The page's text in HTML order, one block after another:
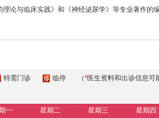
论与临床实践》和《神经泌尿学》等专业著作的
特需门诊 临停 （*医生资料和出诊信息可
一
星期二
星期三
星期四